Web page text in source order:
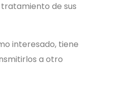
de sus
interesado, tiene
a otro